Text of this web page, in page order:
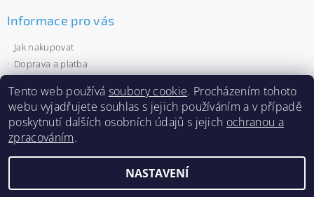
Informace pro vás
Jak nakupovat
Doprava a platba
Ochrana osobních údajů
Velkoobchod
Zásady používání souborů cookies
2026 ©Capi-cap.cz, všechna práva vyhrazena
Tento web používá soubory cookie. Procházením tohoto
webu vyjadřujete souhlas s jejich používáním a v případě
poskytnutí dalších osobních údajů s jejich ochranou a
zpracováním.
NASTAVENÍ